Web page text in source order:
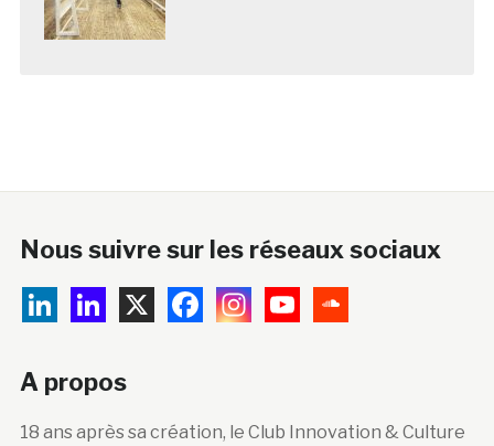
Nous suivre sur les réseaux sociaux
A propos
18 ans après sa création, le Club Innovation & Culture